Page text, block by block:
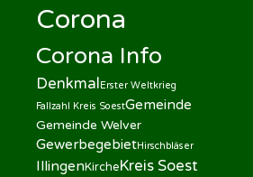
Corona
Corona Info
Denkmal Erster Weltkrieg
Fallzahl Kreis SoestGemeinde
Gemeinde Welver
GewerbegebietHirschbläser
IllingenKircheKreis Soest